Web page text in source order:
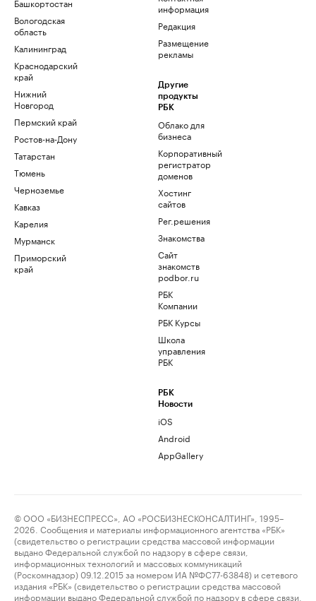
Вологодская
область
Калининград
Краснодарский
край
Нижний
Новгород
Пермский край
Ростов-на-Дону
Татарстан
Тюмень
Черноземье
Кавказ
Карелия
Мурманск
Приморский
край
информация
Редакция
Размещение
рекламы
Другие
продукты
РБК
Облако для
бизнеса
Корпоративный
регистратор
доменов
Хостинг
сайтов
Рег.решения
Знакомства
Сайт
знакомств
podbor.ru
РБК
Компании
РБК Курсы
Школа
управления
РБК
РБК
Новости
iOS
Android
AppGallery
© ООО «БИЗНЕСПРЕСС», АО «РОСБИЗНЕСКОНСАЛТИНГ», 1995–
2026. Сообщения и материалы информационного агентства «РБК»
(свидетельство о регистрации средства массовой информации
выдано Федеральной службой по надзору в сфере связи,
информационных технологий и массовых коммуникаций
(Роскомнадзор) 09.12.2015 за номером ИА №ФС77-63848) и сетевого
издания «РБК» (свидетельство о регистрации средства массовой
информации выдано Федеральной службой по надзору в сфере связи,